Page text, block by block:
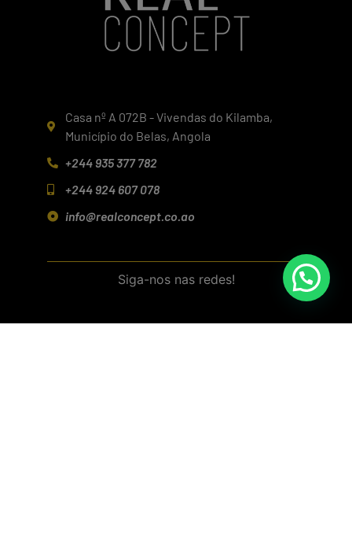
Casa nº A 072B - Vivendas do Kilamba,
Município do Belas, Angola
+244 935 377 782
+244 924 607 078
info@realconcept.co.ao
Siga-nos nas redes!